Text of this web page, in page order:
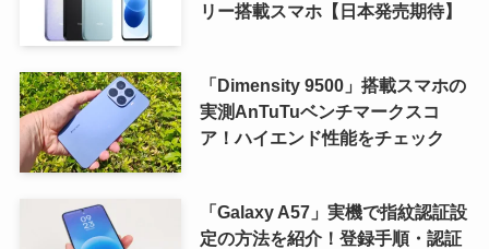
リー搭載スマホ【日本発売期待】
「Dimensity 9500」搭載スマホの
実測AnTuTuベンチマークスコ
ア！ハイエンド性能をチェック
「Galaxy A57」実機で指紋認証設
定の方法を紹介！登録手順・認証